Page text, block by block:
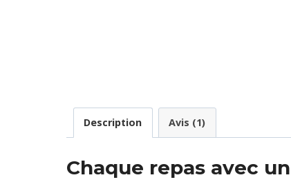
Description Avis (1)
Chaque repas avec